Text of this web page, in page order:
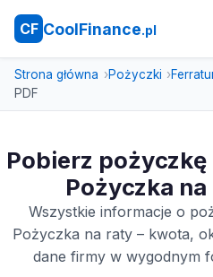
CF CoolFinance.pl
Strona główna Pożyczki
PDF
Pobierz
Pożyczka
Wszystkie informacje o
Pożyczka na raty – kwota,
dane firmy w wygodnym